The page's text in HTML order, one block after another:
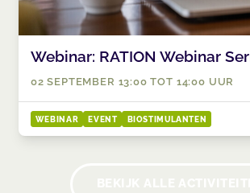
Webinar: RATION Webinar
02 SEPTEMBER 13:00 TOT 14:00 UUR
WEBINAR EVENT BIOSTIMULANTEN